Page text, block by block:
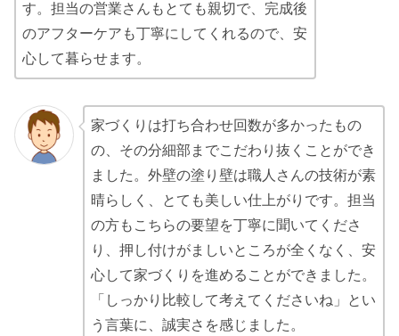
す。担当の営業さんもとても親切で、完成後
のアフターケアも丁寧にしてくれるので、安
心して暮らせます。
家づくりは打ち合わせ回数が多かったもの
の、その分細部までこだわり抜くことができ
ました。外壁の塗り壁は職人さんの技術が素
晴らしく、とても美しい仕上がりです。担当
の方もこちらの要望を丁寧に聞いてくださ
り、押し付けがましいところが全くなく、安
心して家づくりを進めることができました。
「しっかり比較して考えてくださいね」とい
う言葉に、誠実さを感じました。